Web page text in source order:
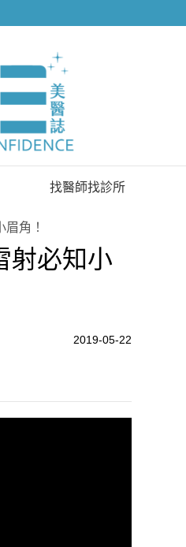
找醫師找診所
找診所
角！
射必知小
2019-05-22